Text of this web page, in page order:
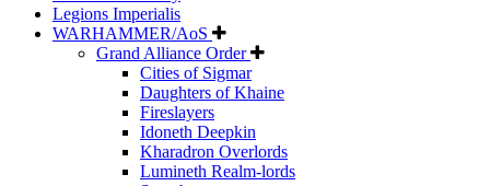
Legions Imperialis
WARHAMMER/AoS
Grand Alliance Order
Cities of Sigmar
Daughters of Khaine
Fireslayers
Idoneth Deepkin
Kharadron Overlords
Lumineth Realm-lords